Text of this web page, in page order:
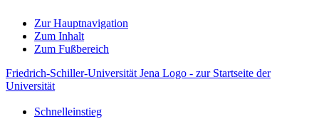
Zur Hauptnavigation
Zum Inhalt
Zum Fußbereich
Friedrich-Schiller-Universität Jena Logo - zur Startseite der
Universität
Schnelleinstieg